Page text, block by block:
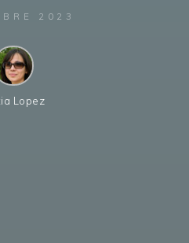
2023
Lopez